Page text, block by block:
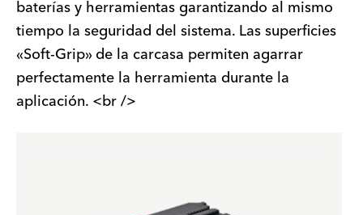
baterías y herramientas garantizando al mismo
tiempo la seguridad del sistema. Las superficies
«Soft-Grip» de la carcasa permiten agarrar
perfectamente la herramienta durante la
aplicación. <br />